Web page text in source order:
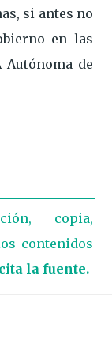
si antes no
en las
Autónoma de
copia,
contenidos
la fuente.